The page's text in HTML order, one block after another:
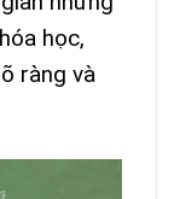
học,
ràng và